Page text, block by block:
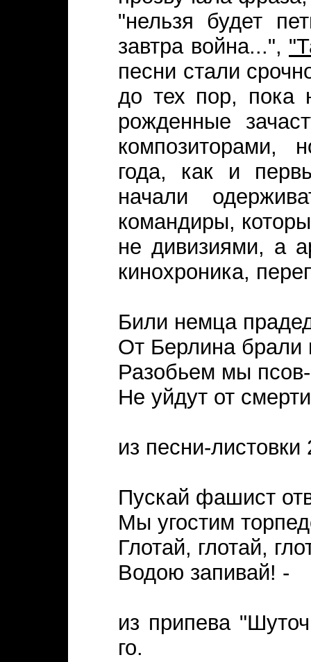
"нельзя будет
завтра война...",
песни стали
до тех пор, пока
рожденные
композиторами,
года, как и
начали
командиры,
не дивизиями, а
кинохроника,
Били немца
От Берлина
Разобьем мы
Не уйдут от
из песни-
Пускай фашист
Мы угостим
Глотай, глотай,
Водою запивай! -
из припева
го.